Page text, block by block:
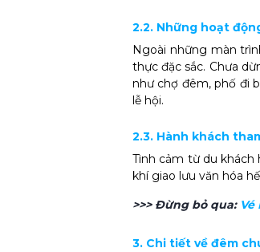
2.2. Những hoạt
Ngoài những màn
thực đặc sắc. Chưa
như chợ đêm, phố đi
lễ hội.
2.3. Hành khách
Tình cảm từ du khách
khí giao lưu văn hóa
>>> Đừng bỏ qua: Vé
3. Chi tiết về đêm